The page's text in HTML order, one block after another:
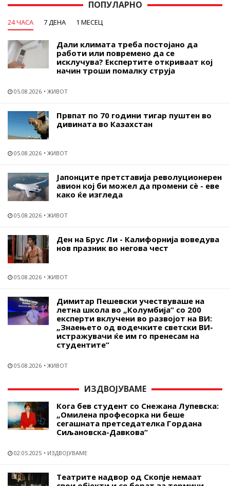
ПОПУЛАРНО
24 ЧАСА 7 ДЕНА 1 МЕСЕЦ
Дали климата треба постојано да
работи или повремено да се
исклучува? Експертите откриваат кој
начин троши помалку струја
05.08.2026 ЖИВОТ
Првпат по 70 години тигар пуштен во
дивината во Казахстан
05.08.2026 ЖИВОТ
Јапонците претставија револуционерен
авион кој би можел да промени сѐ - еве
како ќе изгледа
05.08.2026 ЖИВОТ
Ден на Брус Ли - Калифорнија воведува
нов празник во негова чест
05.08.2026 ЖИВОТ
Димитар Пешевски учествуваше на
летна школа во „Колумбија“ со 200
експерти вклучени во развојот на ВИ:
„Знаењето од водечките светски ВИ-
истражувачи ќе им го пренесам на
студентите“
05.08.2026 ЖИВОТ
ИЗДВОЈУВАМЕ
Кога бев студент со Снежана Лупевска:
„Омилена професорка ни беше
сегашната претседателка Гордана
Сиљановска-Давкова“
02.05.2025 ИЗДВОЈУВАМЕ
Театрите надвор од Скопје немаат